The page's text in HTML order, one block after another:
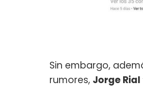
Sin embargo,
rumores, Jorge